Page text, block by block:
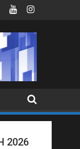
KAY QUIBOLOY
SMUGGLED
2026